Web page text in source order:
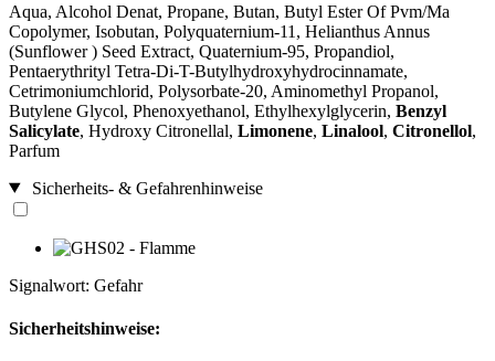
Aqua, Alcohol Denat, Propane, Butan, Butyl Ester Of Pvm/Ma
Copolymer, Isobutan, Polyquaternium-11, Helianthus Annus
(Sunflower ) Seed Extract, Quaternium-95, Propandiol,
Pentaerythrityl Tetra-Di-T-Butylhydroxyhydrocinnamate,
Cetrimoniumchlorid, Polysorbate-20, Aminomethyl Propanol,
Butylene Glycol, Phenoxyethanol, Ethylhexylglycerin, Benzyl
Salicylate, Hydroxy Citronellal, Limonene, Linalool, Citronellol,
Parfum
Sicherheits- & Gefahrenhinweise
Signalwort: Gefahr
Sicherheitshinweise: